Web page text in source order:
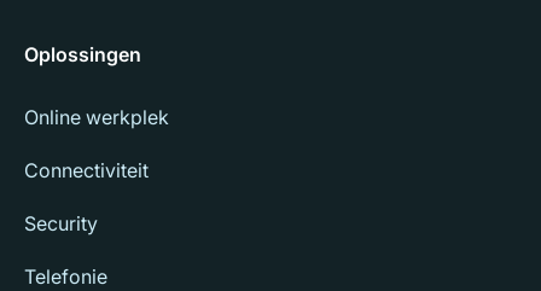
Oplossingen
Online werkplek
Connectiviteit
Security
Telefonie